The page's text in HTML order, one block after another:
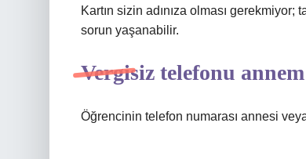
Kartın sizin adınıza olması
sorun yaşanabilir.
Vergisiz telefonu
Öğrencinin telefon numarası annesi